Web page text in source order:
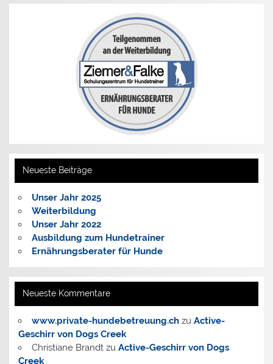
Neueste Beiträge
Unser Jahr 2025
Weiterbildung
Unser Jahr 2022
Ausbildung zum Hundetrainer
Ernährungsberater für Hunde
Neueste Kommentare
www.private-hundebetreuung.chzu Active-
Geschirr von Dogs Creek
Christiane Brandtzu Active-Geschirr von Dogs
Creek